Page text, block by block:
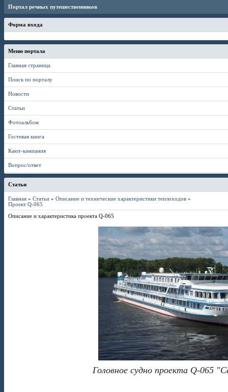
Портал речных путешественников
Форма входа
Меню портала
Главная страница
Поиск по порталу
Новости
Статьи
Фотоальбом
Гостевая книга
Кают-кампания
Вопрос/ответ
Статьи
Главная » Статьи » Описание и технические характеристики теплоходов »
Проект Q-065
Описание и характеристика проекта Q-065
Головное судно проекта Q-065